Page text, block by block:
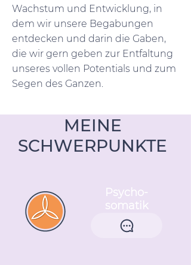
Wachstum und Entwicklung, in
dem wir unsere Begabungen
entdecken und darin die Gaben,
die wir gern geben zur Entfaltung
unseres vollen Potentials und zum
Segen des Ganzen.
MEINE
SCHWERPUNKTE
Psycho-
somatik